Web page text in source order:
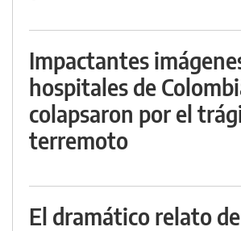
Impactantes
hospitales de
colapsaron por el
terremoto
El dramático relato